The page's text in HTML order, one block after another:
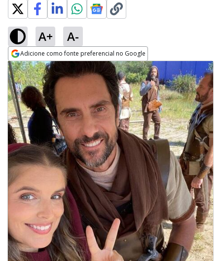
A+ A-
Adicione como fonte preferencial no Google
Opens in new window